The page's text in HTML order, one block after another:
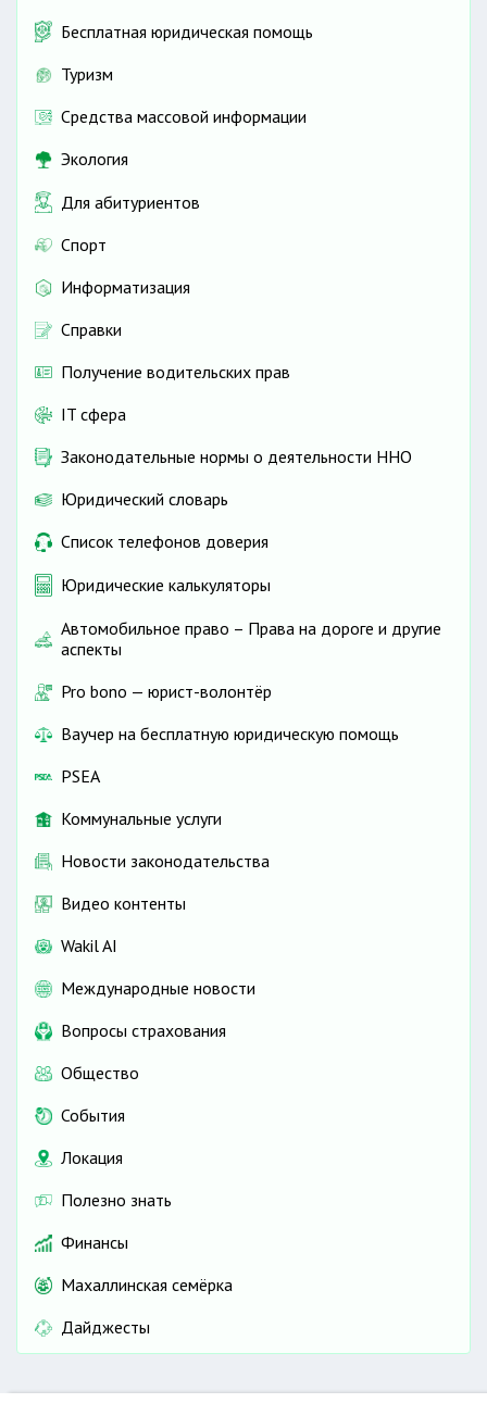
Бесплатная юридическая помощь
Туризм
Средства массовой информации
Экология
Для абитуриентов
Спорт
Информатизация
Справки
Получение водительских прав
IT сфера
Законодательные нормы о деятельности ННО
Юридический словарь
Список телефонов доверия
Юридические калькуляторы
Автомобильное право – Права на дороге и другие
аспекты
Pro bono — юрист-волонтёр
Ваучер на бесплатную юридическую помощь
PSEA
Коммунальные услуги
Новости законодательства
Видео контенты
Wakil AI
Международные новости
Вопросы страхования
Общество
События
Локация
Полезно знать
Финансы
Махаллинская семёрка
Дайджесты